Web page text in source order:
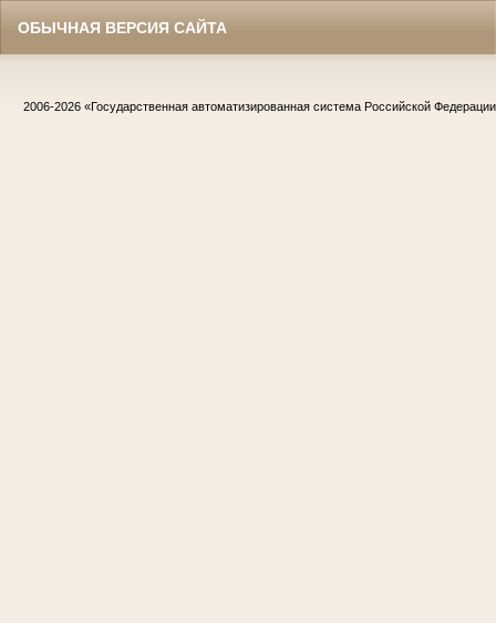
ОБЫЧНАЯ ВЕРСИЯ САЙТА
2006-2026 «Государственная автоматизированная система Российской